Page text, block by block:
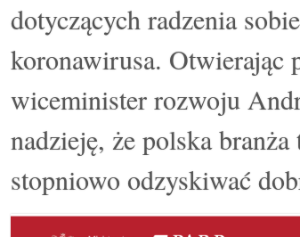
dotyczących radzenia
koronawirusa. Otwierając
wiceminister rozwoju
nadzieję, że polska
stopniowo odzyskiwać